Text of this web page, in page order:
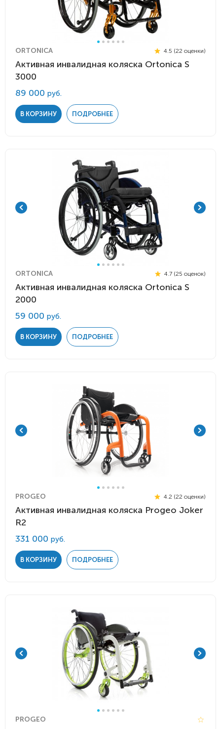
ORTONICA 4.5 (22 оценки)
Активная инвалидная коляска Ortonica S
3000
89 000 руб.
В КОРЗИНУ ПОДРОБНЕЕ
ORTONICA 4.7 (25 оценок)
Активная инвалидная коляска Ortonica S
2000
59 000 руб.
В КОРЗИНУ ПОДРОБНЕЕ
PROGEO 4.2 (22 оценки)
Активная инвалидная коляска Progeo Joker
R2
331 000 руб.
В КОРЗИНУ ПОДРОБНЕЕ
PROGEO